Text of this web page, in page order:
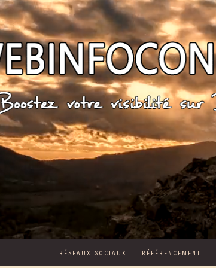
RÉSEAUX SOCIAUX RÉFÉRENCEMENT